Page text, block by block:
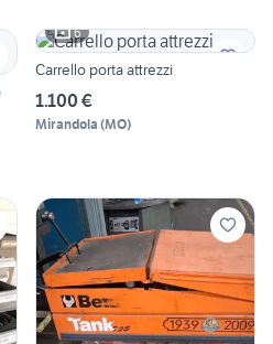
6
Carrello porta attrezzi
1.100 €
Mirandola (MO)